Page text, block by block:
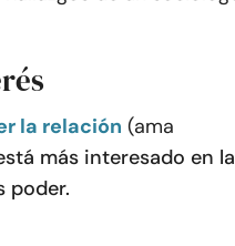
la relación (ama
más interesado en la
poder.